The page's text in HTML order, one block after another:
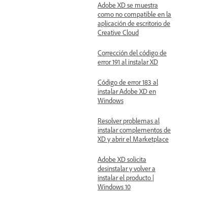
Adobe XD se muestra
como no compatible en la
aplicación de escritorio de
Creative Cloud
Corrección del código de
error 191 al instalar XD
Código de error 183 al
instalar Adobe XD en
Windows
Resolver problemas al
instalar complementos de
XD y abrir el Marketplace
Adobe XD solicita
desinstalar y volver a
instalar el producto |
Windows 10